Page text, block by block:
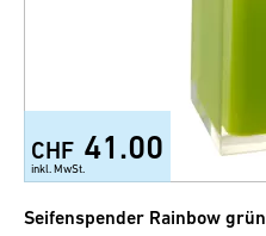
CHF 41.00
inkl. MwSt.
Seifenspender Rainbow grün